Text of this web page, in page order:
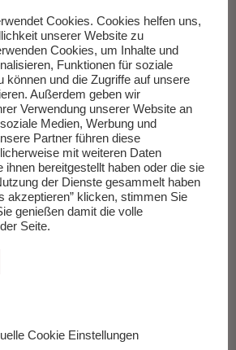
Weiterlesen…
des Monats Juli 2026
Wang.
Cookies. Cookies helfen uns,
unserer Website zu
Cookies, um Inhalte und
Funktionen für soziale
können und die Zugriffe auf unsere
Außerdem geben wir
Verwendung unserer Website an
Medien, Werbung und
Partner führen diese
mit weiteren Daten
ihnen bereitgestellt haben oder die sie
der Dienste gesammelt haben
akzeptieren” klicken, stimmen Sie
genießen damit die volle
Seite.
Cookie Einstellungen